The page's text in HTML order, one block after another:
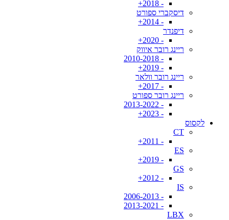
- 2018+
דיסקברי ספורט
- 2014+
דיפנדר
- 2020+
ריינג רובר איווק
- 2010-2018
- 2019+
ריינג רובר וולאר
- 2017+
ריינג רובר ספורט
- 2013-2022
- 2023+
לקסוס
CT
- 2011+
ES
- 2019+
GS
- 2012+
IS
- 2006-2013
- 2013-2021
LBX